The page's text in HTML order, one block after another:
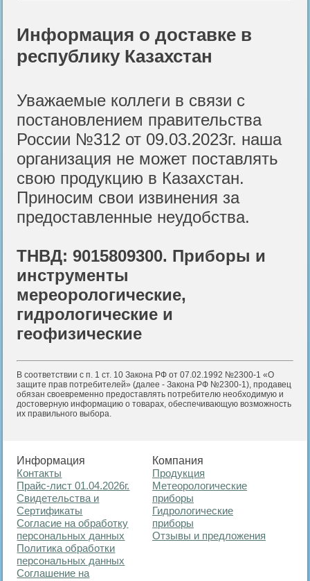
Информация о доставке в
республику Казахстан
Уважаемые коллеги в связи с
постановлением правительства
России №312 от 09.03.2023г. наша
организация не может поставлять
свою продукцию в Казахстан.
Приносим свои извинения за
предоставленные неудобства.
ТНВД: 9015809300. Приборы и
инструменты
мереорологические,
гидрологические и
геофизические
В соответствии с п. 1 ст. 10 Закона РФ от 07.02.1992 №2300-1 «О
защите прав потребителей» (далее - Закона РФ №2300-1), продавец
обязан своевременно предоставлять потребителю необходимую и
достоверную информацию о товарах, обеспечивающую возможность
их правильного выбора.
Информация
Контакты
Прайс-лист 01.04.2026г.
Свидетельства и
Сертификаты
Согласие на обработку
персональных данных
Политика обработки
персональных данных
Соглашение на
Компания
Продукция
Метеорологические
приборы
Гидрологические
приборы
Отзывы и предложения